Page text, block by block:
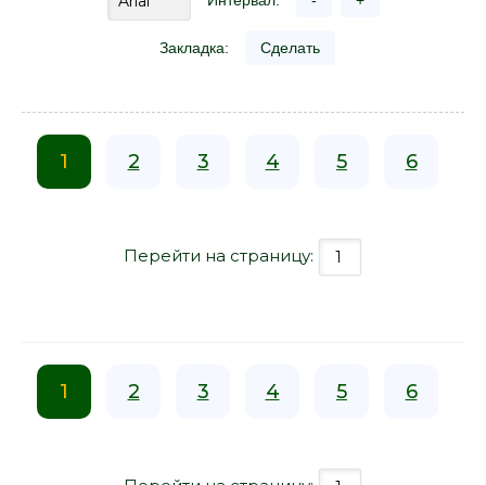
Закладка: Сделать
1 2 3 4 5 6
Перейти на страницу:
1 2 3 4 5 6